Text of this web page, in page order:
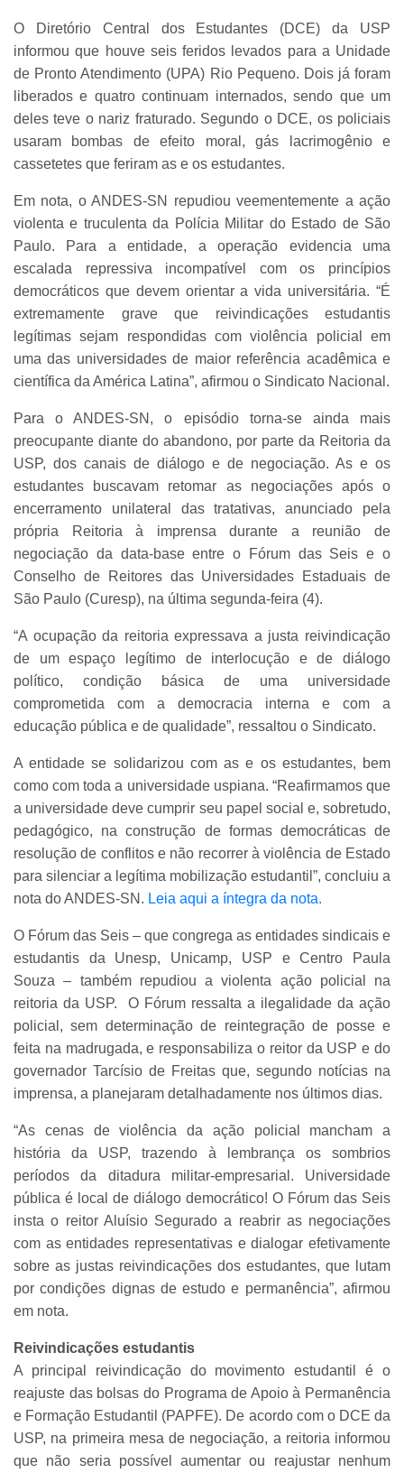
O Diretório Central dos Estudantes (DCE) da USP
informou que houve seis feridos levados para a Unidade
de Pronto Atendimento (UPA) Rio Pequeno. Dois já foram
liberados e quatro continuam internados, sendo que um
deles teve o nariz fraturado. Segundo o DCE, os policiais
usaram bombas de efeito moral, gás lacrimogênio e
cassetetes que feriram as e os estudantes.
Em nota, o ANDES-SN repudiou veementemente a ação
violenta e truculenta da Polícia Militar do Estado de São
Paulo. Para a entidade, a operação evidencia uma
escalada repressiva incompatível com os princípios
democráticos que devem orientar a vida universitária. “É
extremamente grave que reivindicações estudantis
legítimas sejam respondidas com violência policial em
uma das universidades de maior referência acadêmica e
científica da América Latina”, afirmou o Sindicato Nacional.
Para o ANDES-SN, o episódio torna-se ainda mais
preocupante diante do abandono, por parte da Reitoria da
USP, dos canais de diálogo e de negociação. As e os
estudantes buscavam retomar as negociações após o
encerramento unilateral das tratativas, anunciado pela
própria Reitoria à imprensa durante a reunião de
negociação da data-base entre o Fórum das Seis e o
Conselho de Reitores das Universidades Estaduais de
São Paulo (Curesp), na última segunda-feira (4).
“A ocupação da reitoria expressava a justa reivindicação
de um espaço legítimo de interlocução e de diálogo
político, condição básica de uma universidade
comprometida com a democracia interna e com a
educação pública e de qualidade”, ressaltou o Sindicato.
A entidade se solidarizou com as e os estudantes, bem
como com toda a universidade uspiana. “Reafirmamos que
a universidade deve cumprir seu papel social e, sobretudo,
pedagógico, na construção de formas democráticas de
resolução de conflitos e não recorrer à violência de Estado
para silenciar a legítima mobilização estudantil”, concluiu a
nota do ANDES-SN. Leia aqui a íntegra da nota.
O Fórum das Seis – que congrega as entidades sindicais e
estudantis da Unesp, Unicamp, USP e Centro Paula
Souza – também repudiou a violenta ação policial na
reitoria da USP. O Fórum ressalta a ilegalidade da ação
policial, sem determinação de reintegração de posse e
feita na madrugada, e responsabiliza o reitor da USP e do
governador Tarcísio de Freitas que, segundo notícias na
imprensa, a planejaram detalhadamente nos últimos dias.
“As cenas de violência da ação policial mancham a
história da USP, trazendo à lembrança os sombrios
períodos da ditadura militar-empresarial. Universidade
pública é local de diálogo democrático! O Fórum das Seis
insta o reitor Aluísio Segurado a reabrir as negociações
com as entidades representativas e dialogar efetivamente
sobre as justas reivindicações dos estudantes, que lutam
por condições dignas de estudo e permanência”, afirmou
em nota.
Reivindicações estudantis
A principal reivindicação do movimento estudantil é o
reajuste das bolsas do Programa de Apoio à Permanência
e Formação Estudantil (PAPFE). De acordo com o DCE da
USP, na primeira mesa de negociação, a reitoria informou
que não seria possível aumentar ou reajustar nenhum